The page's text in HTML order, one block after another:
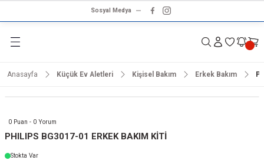
Sosyal Medya
Geri Dön
Geri Dön
Geri Dön
Ürünleri
Geri Dön
& Ses Sistemleri
Geri Dön
Geri Dön
Geri Dön
Anasayfa Küçük Ev Aletleri Kişisel Bakım Erkek Bakım
0 Puan - 0 Yorum
PHILIPS BG3017-01 ERKEK BAKIM KİTİ
Stokta Var